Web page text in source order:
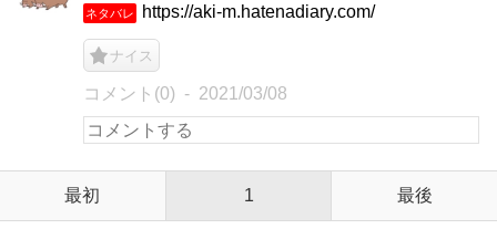
ネタバレ https://aki-m.hatenadiary.com/
ナイス
コメント(0) 2021/03/08
最初 1 最後